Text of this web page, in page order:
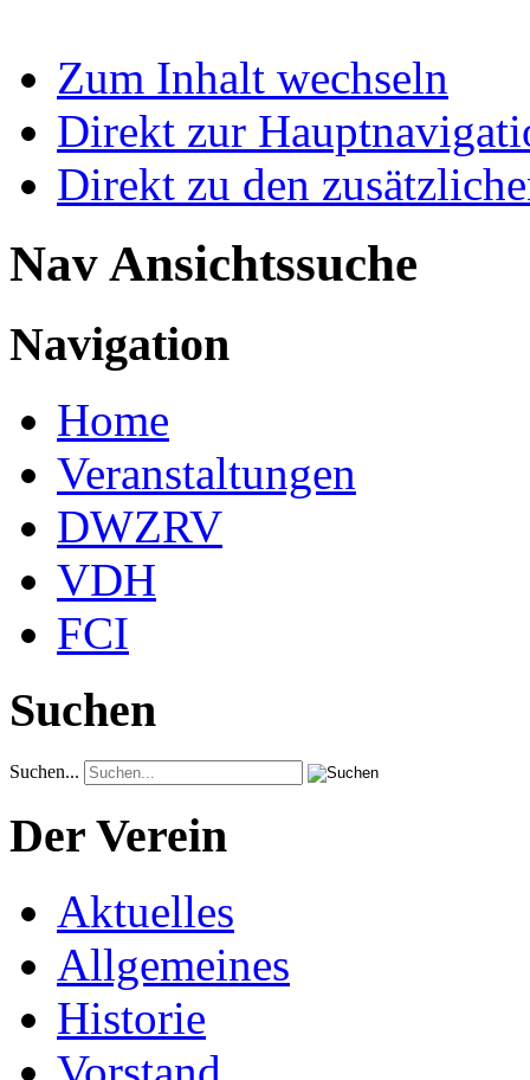
Zum Inhalt wechseln
Direkt zur
Direkt zu den
Nav Ansichtssuche
Navigation
Home
Veranstaltungen
DWZRV
VDH
FCI
Suchen
Suchen...
Der Verein
Aktuelles
Allgemeines
Historie